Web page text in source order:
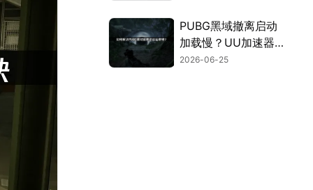
PUBG黑域撤离启动
加载慢？UU加速器
助你快速撤离！
2026-06-25